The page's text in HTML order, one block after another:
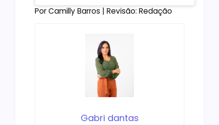
Por Camilly Barros | Revisão: Redação
Gabri dantas